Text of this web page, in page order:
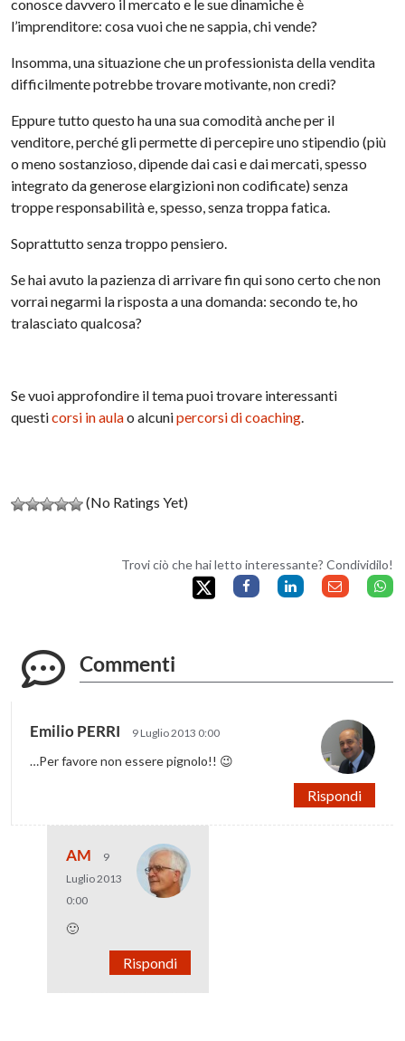
conosce davvero il mercato e le sue dinamiche è
l’imprenditore: cosa vuoi che ne sappia, chi vende?
Insomma, una situazione che un professionista della vendita
difficilmente potrebbe trovare motivante, non credi?
Eppure tutto questo ha una sua comodità anche per il
venditore, perché gli permette di percepire uno stipendio (più
o meno sostanzioso, dipende dai casi e dai mercati, spesso
integrato da generose elargizioni non codificate) senza
troppe responsabilità e, spesso, senza troppa fatica.
Soprattutto senza troppo pensiero.
Se hai avuto la pazienza di arrivare fin qui sono certo che non
vorrai negarmi la risposta a una domanda: secondo te, ho
tralasciato qualcosa?
Se vuoi approfondire il tema puoi trovare interessanti
questicorsi in aulao alcunipercorsi di coaching
(No Ratings Yet)
Trovi ciò che hai letto interessante? Condividilo!
Commenti
Emilio PERRI 9 Luglio 2013 0:00
…Per favore non essere pignolo!! 😉
Rispondi
AM
9
Luglio 2013
0:00
🙂
Rispondi